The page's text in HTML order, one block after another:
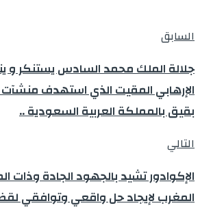
السابق
جلالة الملك محمد السادس يستنكر و
الإرهابي المقيت الذي استهدف
بقيق بالمملكة العربية السعودية ..
التالي
الإكوادور تشيد بالجهود الجادة وذات
المغرب لإيجاد حل واقعي وتوافقي